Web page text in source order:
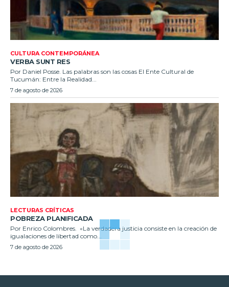
CULTURA CONTEMPORÁNEA
VERBA SUNT RES
Por Daniel Posse. Las palabras son las cosas El Ente Cultural de
Tucumán: Entre la Realidad...
7 de agosto de 2026
LECTURAS CRÍTICAS
POBREZA PLANIFICADA
Por Enrico Colombres. «La verdadera justicia consiste en la creación de
igualaciones de libertad como...
7 de agosto de 2026